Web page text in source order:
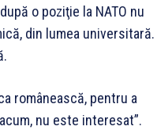
o poziţie la NATO nu
din lumea universitară.
românească, pentru a
nu este interesat”.